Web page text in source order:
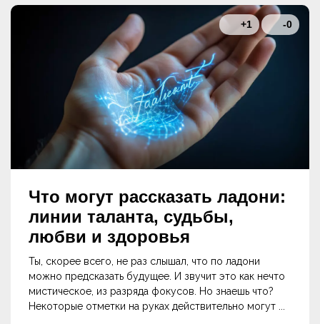
Что могут рассказать ладони:
линии таланта, судьбы,
любви и здоровья
Ты, скорее всего, не раз слышал, что по ладони
можно предсказать будущее. И звучит это как нечто
мистическое, из разряда фокусов. Но знаешь что?
Некоторые отметки на руках действительно могут ...
+1 -0